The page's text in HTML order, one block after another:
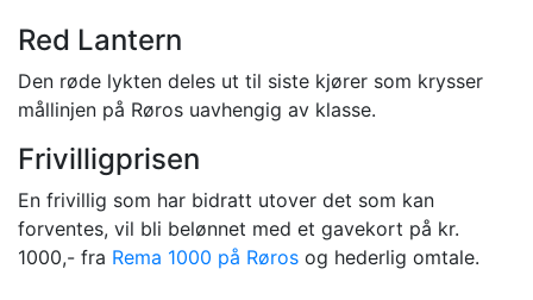
Red Lantern
Den røde lykten deles ut til siste kjører som krysser
mållinjen på Røros uavhengig av klasse.
Frivilligprisen
En frivillig som har bidratt utover det som kan
forventes, vil bli belønnet med et gavekort på kr.
1000,- fra Rema 1000 på Røros og hederlig omtale.